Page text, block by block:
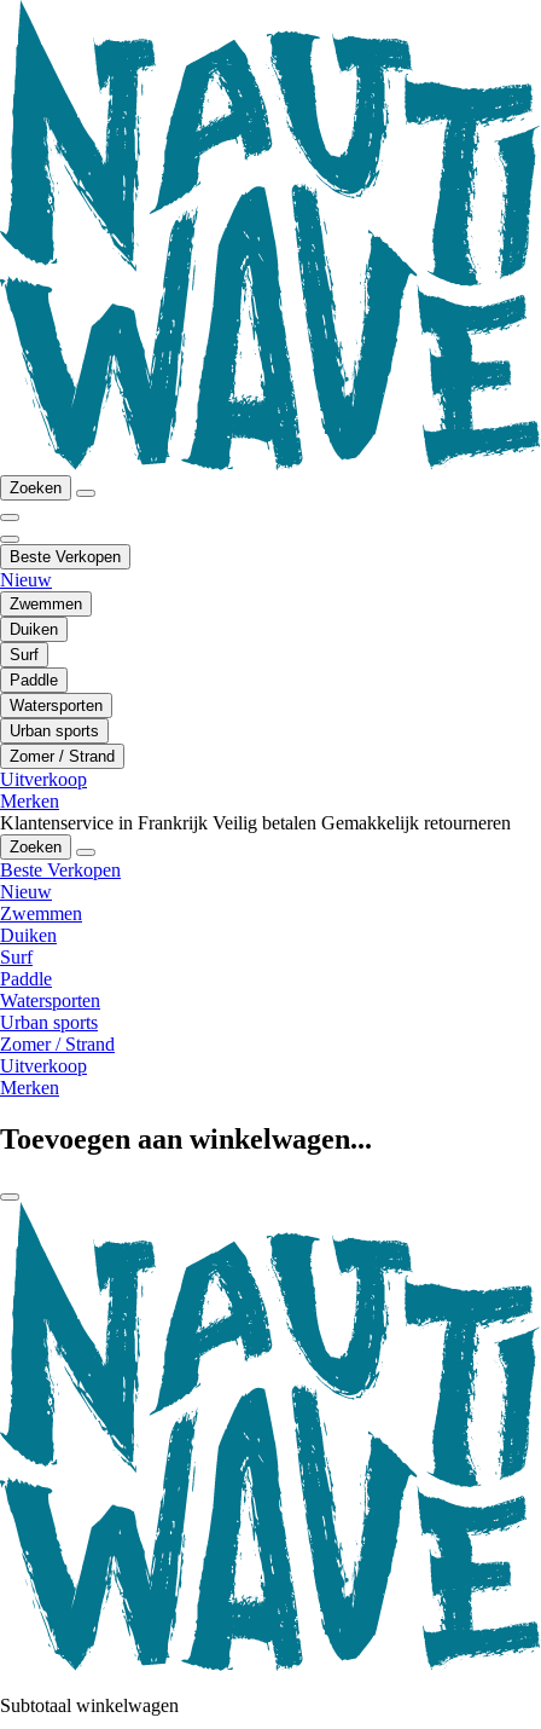
Zoeken
Beste Verkopen
Nieuw
Zwemmen
Duiken
Surf
Paddle
Watersporten
Urban sports
Zomer / Strand
Uitverkoop
Merken
Klantenservice in Frankrijk Veilig betalen Gemakkelijk retourneren
Zoeken
Beste Verkopen
Nieuw
Zwemmen
Duiken
Surf
Paddle
Watersporten
Urban sports
Zomer / Strand
Uitverkoop
Merken
Toevoegen aan winkelwagen...
Subtotaal winkelwagen